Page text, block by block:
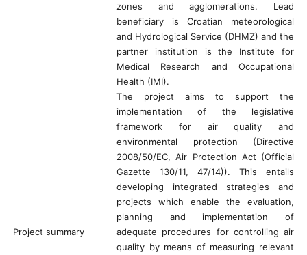
Project summary
zones and agglomerations. Lead
beneficiary is Croatian meteorological
and Hydrological Service (DHMZ) and the
partner institution is the Institute for
Medical Research and Occupational
Health (IMI).
The project aims to support the
implementation of the legislative
framework for air quality and
environmental protection (Directive
2008/50/EC, Air Protection Act (Official
Gazette 130/11, 47/14)). This entails
developing integrated strategies and
projects which enable the evaluation,
planning and implementation of
adequate procedures for controlling air
quality by means of measuring relevant